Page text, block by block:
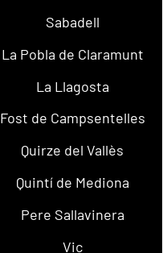
Sabadell
La Pobla de Claramunt
La Llagosta
Fost de Campsentelles
Quirze del Vallès
Quintí de Mediona
Pere Sallavinera
Vic